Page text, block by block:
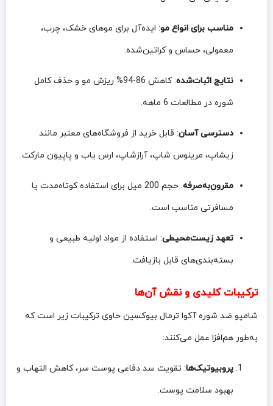
مناسب برای انواع مو: ایده‌آل برای موهای خشک، چرب،
معمولی، حساس و کراتین‌شده.
نتایج اثبات‌شده
: کاهش 86-94% ریزش مو و حذف کامل
شوره در مطالعات 6 ماهه.
دسترسی آسان: قابل خرید از فروشگاه‌های معتبر مانند
زیشاپ، مرینوس شاپ، آرازشاپ، ارس یاب و پاپیون مارکت.
مقرون‌به‌صرفه
: حجم 200 میل برای استفاده کوتاه‌مدت یا
مسافرتی مناسب است.
تعهد زیست‌محیطی: استفاده از مواد اولیه طبیعی و
بسته‌بندی‌های قابل بازیافت.
ترکیبات کلیدی و نقش آن‌ها
شامپو ضد شوره آکوا ترمال بیوکسین حاوی ترکیبات زیر است که
به‌طور هم‌افزا عمل می‌کنند:
پروبیوتیک‌ها: تقویت سد دفاعی پوست سر، کاهش التهاب و
بهبود سلامت پوست.